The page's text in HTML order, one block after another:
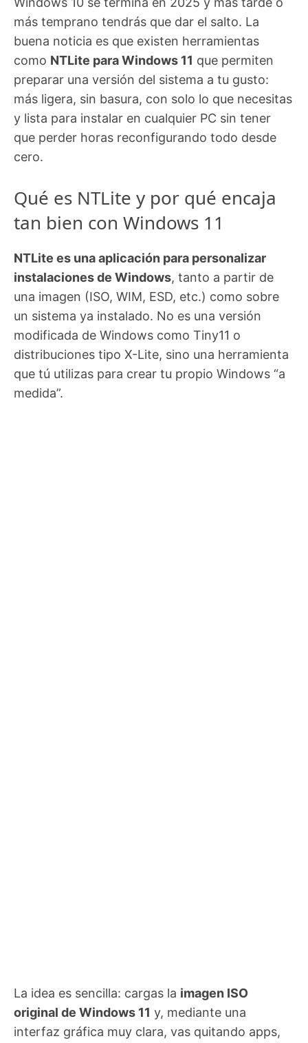
más temprano tendrás que dar el salto. La
buena noticia es que existen herramientas
como NTLite para Windows 11 que permiten
preparar una versión del sistema a tu gusto:
más ligera, sin basura, con solo lo que necesitas
y lista para instalar en cualquier PC sin tener
que perder horas reconfigurando todo desde
cero.
Qué es NTLite y por qué encaja
tan bien con Windows 11
NTLite es una aplicación para personalizar
instalaciones de Windows, tanto a partir de
una imagen (ISO, WIM, ESD, etc.) como sobre
un sistema ya instalado. No es una versión
modificada de Windows como Tiny11 o
distribuciones tipo X-Lite, sino una herramienta
que tú utilizas para crear tu propio Windows “a
medida”.
La idea es sencilla: cargas la imagen ISO
original de Windows 11 y, mediante una
interfaz gráfica muy clara, vas quitando apps,